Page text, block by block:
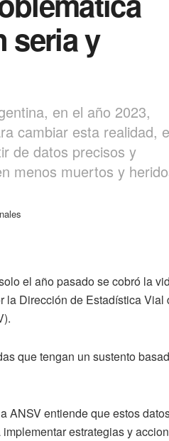
seria y
en el año 2023,
cambiar esta realidad,
de datos precisos y
menos muertos y
el año pasado se cobró la
la Dirección de Estadística Vial
que tengan un sustento
ANSV entiende que estos
estrategias y